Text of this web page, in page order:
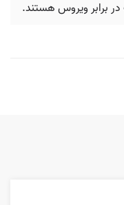
برابر ویروس هستند.